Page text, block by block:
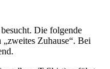
Die folgende
Zuhause“. Bei